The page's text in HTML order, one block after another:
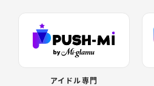
アイドル専門